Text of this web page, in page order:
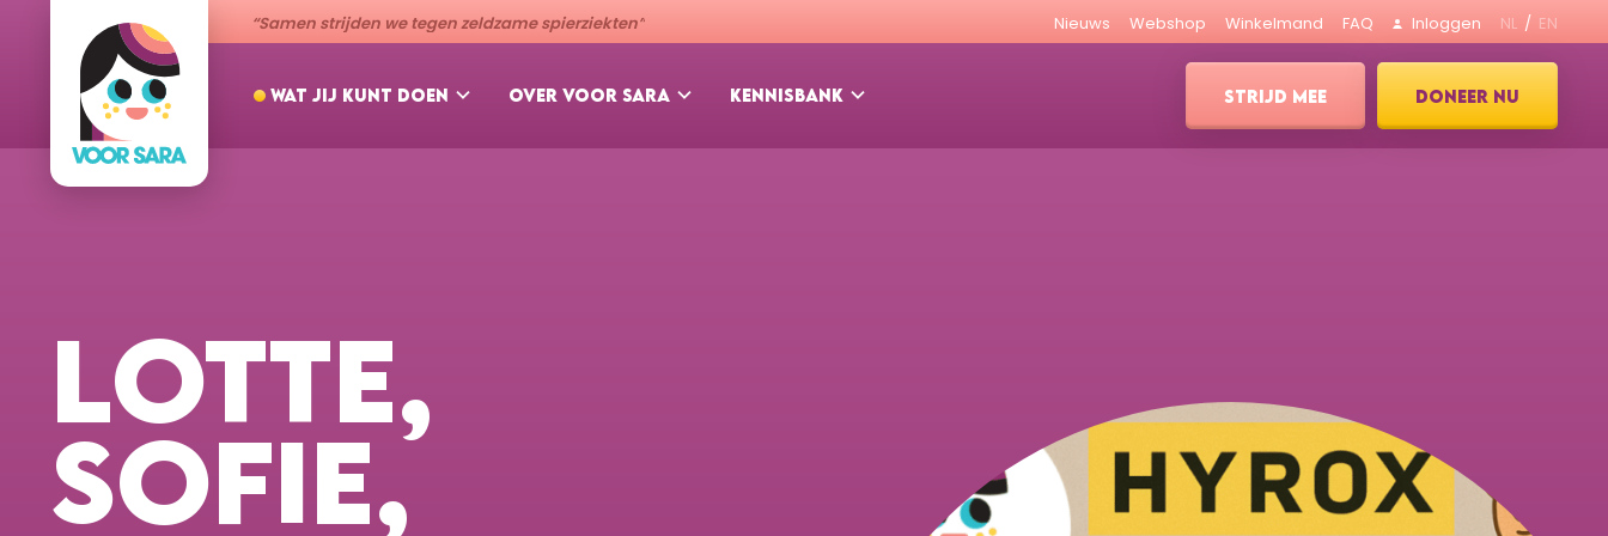
“Samen strijden we tegen zeldzame spierziekten” Nieuws Webshop Winkelmand FAQ Inloggen NL EN
WAT JIJ KUNT DOEN OVER VOOR SARA KENNISBANK STRIJD MEE DONEER NU
LOTTE,
SOFIE,